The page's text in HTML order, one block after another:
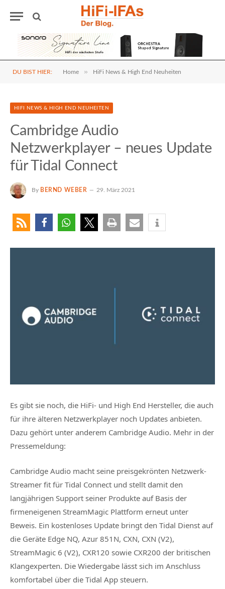
DU BIST HIER: Home » HiFi News & High End Neuheiten
HIFI NEWS & HIGH END NEUHEITEN
Cambridge Audio
Netzwerkplayer – neues Update
für Tidal Connect
By BERND WEBER 29. März 2021
Es gibt sie noch, die HiFi- und High End Hersteller, die auch
für ihre älteren Netzwerkplayer noch Updates anbieten.
Dazu gehört unter anderem Cambridge Audio. Mehr in der
Pressemeldung:
Cambridge Audio macht seine preisgekrönten Netzwerk-
Streamer fit für Tidal Connect und stellt damit den
langjährigen Support seiner Produkte auf Basis der
firmeneigenen StreamMagic Plattform erneut unter
Beweis. Ein kostenloses Update bringt den Tidal Dienst auf
die Geräte Edge NQ, Azur 851N, CXN, CXN (V2),
StreamMagic 6 (V2), CXR120 sowie CXR200 der britischen
Klangexperten. Die Wiedergabe lässt sich im Anschluss
komfortabel über die Tidal App steuern.